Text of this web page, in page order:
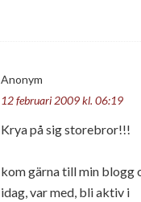
Anonym
12 februari 2009 kl. 06:19
Krya på sig storebror!!!
kom gärna till min blogg
idag, var med, bli aktiv i